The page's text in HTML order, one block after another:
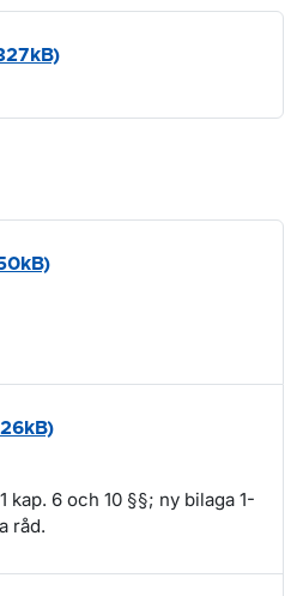
kap. 6 och 10 §§; ny bilaga 1-
råd.